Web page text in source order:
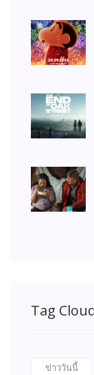
Tag
ข่าววันนี้